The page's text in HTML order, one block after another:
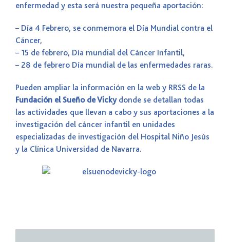
enfermedad y esta será nuestra pequeña aportación:
– Día 4 Febrero, se conmemora el Día Mundial contra el
Cáncer,
– 15 de febrero, Día mundial del Cáncer Infantil,
– 28 de febrero Día mundial de las enfermedades raras.
Pueden ampliar la información en la web y RRSS de la
Fundación el Sueño de Vickydonde se detallan todas
las actividades que llevan a cabo y sus aportaciones a la
investigación del cáncer infantil en unidades
especializadas de investigación del Hospital Niño Jesús
y la Clínica Universidad de Navarra.